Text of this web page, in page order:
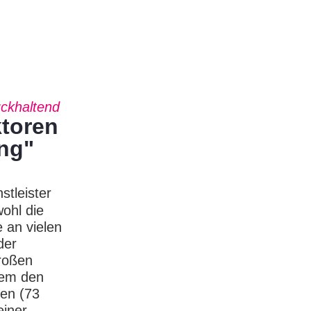
die
an vielen
den
(73